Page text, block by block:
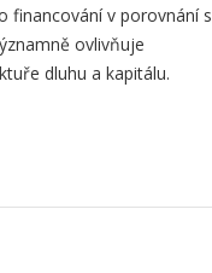
financování v porovnání s
ovlivňuje
dluhu a kapitálu.